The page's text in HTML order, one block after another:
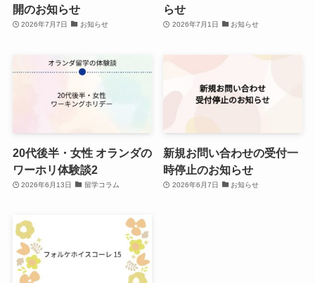
開のお知らせ
2026年7月7日 お知らせ
らせ
2026年7月1日 お知らせ
20代後半・女性 オランダの
ワーホリ体験談2
2026年6月13日 留学コラム
新規お問い合わせの受付一
時停止のお知らせ
2026年6月7日 お知らせ